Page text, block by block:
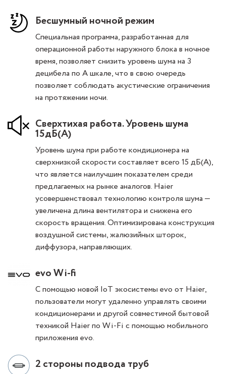
Бесшумный ночной режим
Специальная программа, разработанная для
операционной работы наружного блока в ночное
время, позволяет снизить уровень шума на 3
децибела по А шкале, что в свою очередь
позволяет соблюдать акустические ограничения
на протяжении ночи.
Сверхтихая работа. Уровень шума
15дБ(А)
Уровень шума при работе кондиционера на
сверхнизкой скорости составляет всего 15 дБ(А),
что является наилучшим показателем среди
предлагаемых на рынке аналогов. Haier
усовершенствовал технологию контроля шума —
увеличена длина вентилятора и снижена его
скорость вращения. Оптимизирована конструкция
воздушной системы, жалюзийных шторок,
диффузора, направляющих.
evo Wi-fi
С помощью новой IoT экосистемы evo от Haier,
пользователи могут удаленно управлять своими
кондиционерами и другой совместимой бытовой
техникой Haier по Wi-Fi с помощью мобильного
приложения evo.
2 стороны подвода труб